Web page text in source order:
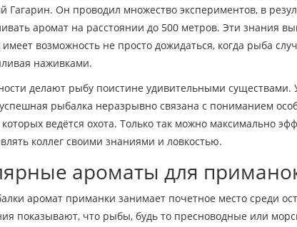
Гагарин. Он проводил множество экспериментов, в
аромат на расстоянии до 500 метров. Эти знания
возможность не просто дожидаться, когда рыба
наживками.
делают рыбу поистине удивительными
рыбалка неразрывно связана с пониманием
ведётся охота. Только так можно максимально
коллег своими знаниями и ловкостью.
ароматы для
аромат приманки занимает почетное место среди
показывают, что рыбы, будь то пресноводные или